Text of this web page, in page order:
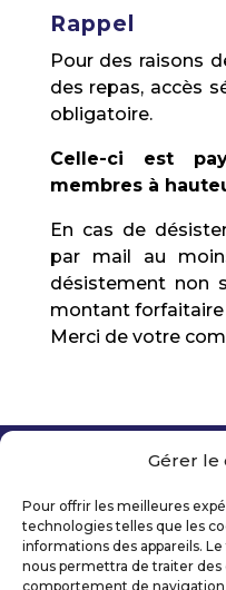
Gérer le
Pour offrir les meilleures
technologies telles que les
informations des appareils.
nous permettra de traiter des
comportement de navigation
Rappel
Pour des raisons
des repas, accès
obligatoire.
Celle-ci est
membres à
En cas de
par mail au
désistement non
montant forfaitaire
Merci de votre
Mentions légales
Politique de
Déclaration